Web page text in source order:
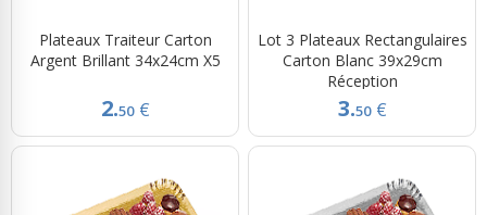
Plateaux Traiteur Carton
Argent Brillant 34x24cm X5
2.50 €
Lot 3 Plateaux Rectangulaires
Carton Blanc 39x29cm
Réception
3.50 €